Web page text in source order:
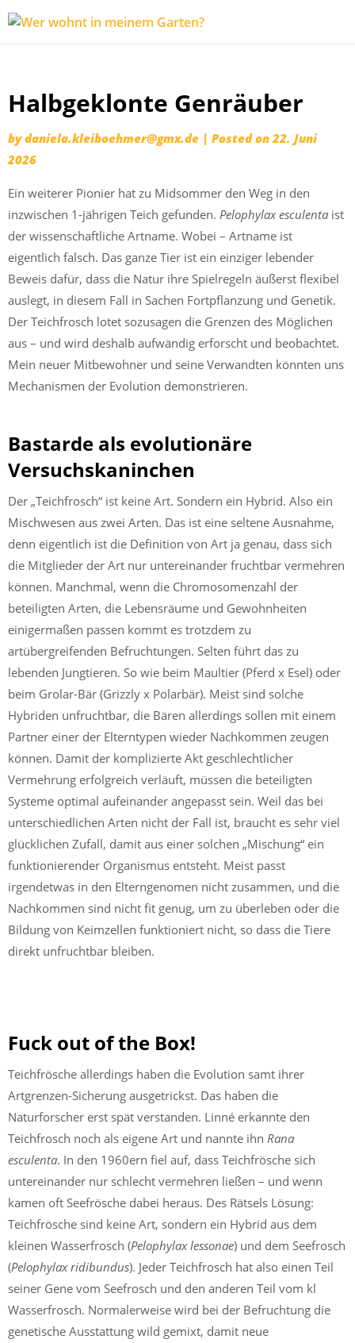
wohnt
meinem
Garten?
vor der
to
Halbgeklonte Genräuber
bydaniela.kleiboehmer@gmx.de | Posted on 22. Juni
2026
Ein weiterer Pionier hat zu Midsommer den Weg in den
inzwischen 1-jährigen Teich gefunden. Pelophylax esculenta ist
der wissenschaftliche Artname. Wobei – Artname ist
eigentlich falsch. Das ganze Tier ist ein einziger lebender
Beweis dafür, dass die Natur ihre Spielregeln äußerst flexibel
auslegt, in diesem Fall in Sachen Fortpflanzung und Genetik.
Der Teichfrosch lotet sozusagen die Grenzen des Möglichen
aus – und wird deshalb aufwändig erforscht und beobachtet.
Mein neuer Mitbewohner und seine Verwandten könnten uns
Mechanismen der Evolution demonstrieren.
Bastarde als evolutionäre
Versuchskaninchen
Der „Teichfrosch“ ist keine Art. Sondern ein Hybrid. Also ein
Mischwesen aus zwei Arten. Das ist eine seltene Ausnahme,
denn eigentlich ist die Definition von Art ja genau, dass sich
die Mitglieder der Art nur untereinander fruchtbar vermehren
können. Manchmal, wenn die Chromosomenzahl der
beteiligten Arten, die Lebensräume und Gewohnheiten
einigermaßen passen kommt es trotzdem zu
artübergreifenden Befruchtungen. Selten führt das zu
lebenden Jungtieren. So wie beim Maultier (Pferd x Esel) oder
beim Grolar-Bär (Grizzly x Polarbär). Meist sind solche
Hybriden unfruchtbar, die Bären allerdings sollen mit einem
Partner einer der Elterntypen wieder Nachkommen zeugen
können. Damit der komplizierte Akt geschlechtlicher
Vermehrung erfolgreich verläuft, müssen die beteiligten
Systeme optimal aufeinander angepasst sein. Weil das bei
unterschiedlichen Arten nicht der Fall ist, braucht es sehr viel
glücklichen Zufall, damit aus einer solchen „Mischung“ ein
funktionierender Organismus entsteht. Meist passt
irgendetwas in den Elterngenomen nicht zusammen, und die
Nachkommen sind nicht fit genug, um zu überleben oder die
Bildung von Keimzellen funktioniert nicht, so dass die Tiere
direkt unfruchtbar bleiben.
Fuck out of the Box!
Teichfrösche allerdings haben die Evolution samt ihrer
Artgrenzen-Sicherung ausgetrickst. Das haben die
Naturforscher erst spät verstanden. Linné erkannte den
Teichfrosch noch als eigene Art und nannte ihn Rana
esculenta. In den 1960ern fiel auf, dass Teichfrösche sich
untereinander nur schlecht vermehren ließen – und wenn
kamen oft Seefrösche dabei heraus. Des Rätsels Lösung:
Teichfrösche sind keine Art, sondern ein Hybrid aus dem
kleinen Wasserfrosch (Pelophylax lessonae) und dem Seefrosch
(Pelophylax ridibundus). Jeder Teichfrosch hat also einen Teil
seiner Gene vom Seefrosch und den anderen Teil vom kl
Wasserfrosch. Normalerweise wird bei der Befruchtung die
genetische Ausstattung wild gemixt, damit neue